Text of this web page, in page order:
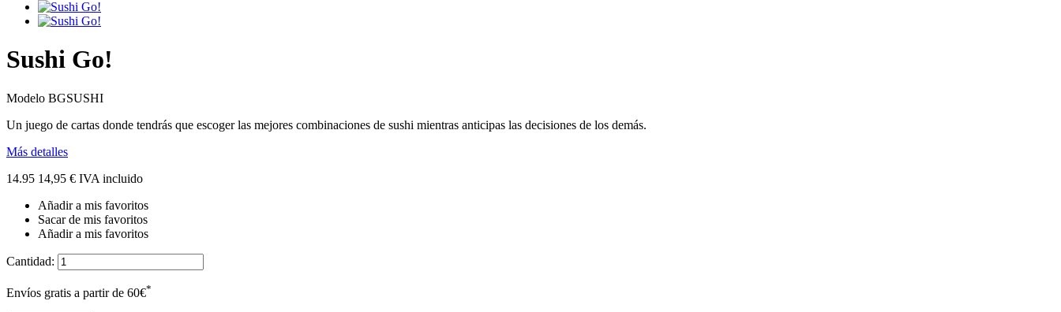
Sushi Go!
Modelo BGSUSHI
Un juego de cartas donde tendrás que escoger las mejores combinaciones de sushi mientras anticipas las decisiones de los demás.
Más detalles
14.95 14,95 € IVA incluido
Añadir a mis favoritos
Sacar de mis favoritos
Añadir a mis favoritos
Cantidad:
Envíos gratis a partir de 60€*